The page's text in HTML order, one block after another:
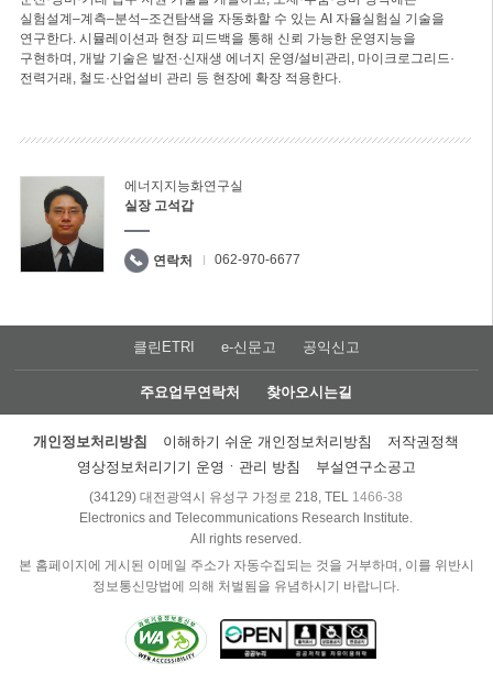
실험설계–계측–분석–조건탐색을 자동화할 수 있는 AI 자율실험실 기술을
연구한다. 시뮬레이션과 현장 피드백을 통해 신뢰 가능한 운영지능을
구현하며, 개발 기술은 발전·신재생 에너지 운영/설비관리, 마이크로그리드·
전력거래, 철도·산업설비 관리 등 현장에 확장 적용한다.
에너지지능화연구실
실장 고석갑
연락처 062-970-6677
클린ETRI e-신문고 공익신고
주요업무연락처 찾아오시는길
개인정보처리방침 이해하기 쉬운 개인정보처리방침
저작권정책
영상정보처리기기 운영ㆍ관리 방침
부설연구소공고
(34129) 대전광역시 유성구 가정로 218, TEL 1466-38
Electronics and Telecommunications Research Institute.
All rights reserved.
본 홈페이지에 게시된 이메일 주소가 자동수집되는 것을 거부하며, 이를 위반시
정보통신망법에 의해 처벌됨을 유념하시기 바랍니다.